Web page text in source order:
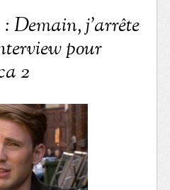
Demain, j’arrête
pour
2